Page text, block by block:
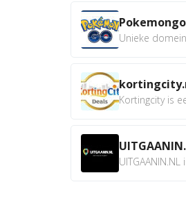
Unieke
Kortingcity is